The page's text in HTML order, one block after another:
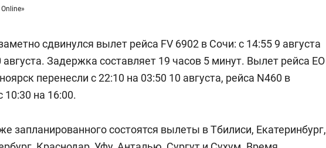
сдвинулся вылет рейса FV 6902 в Сочи: с 14:55 9 августа
августа. Задержка составляет 19 часов 5 минут. Вылет рейса EO
перенесли с 22:10 на 03:50 10 августа, рейса N460 в
на 16:00.
запланированного состоятся вылеты в Тбилиси, Екатеринбург,